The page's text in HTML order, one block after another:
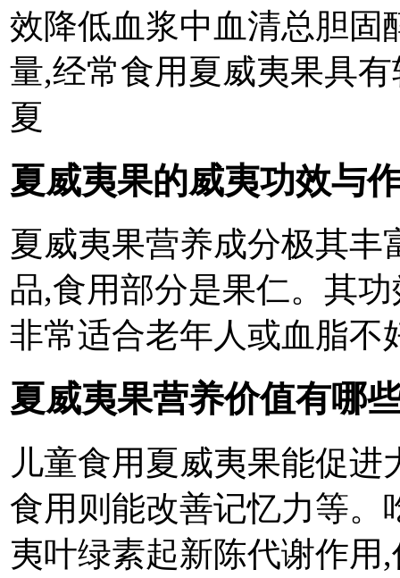
效降低血浆中血清总胆固
量,经常食用夏威夷果具
夏
夏威夷果的威夷功效与
夏威夷果营养成分极其丰
品,食用部分是果仁。其
非常适合老年人或血脂不
夏威夷果营养价值有哪
儿童食用夏威夷果能促
食用则能改善记忆力等。
夷叶绿素起新陈代谢作用